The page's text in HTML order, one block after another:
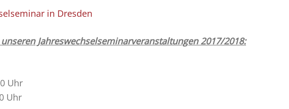
in Dresden
Jahreswechselseminarveranstaltungen 2017/2018:
Uhr